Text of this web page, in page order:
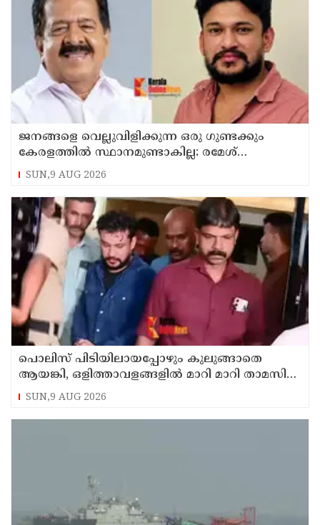
ജനങ്ങളെ വെല്ലുവിളിക്കുന്ന ഒരു ഗുണ്ടക്കും
കേരളത്തില്‍ സ്ഥാനമുണ്ടാകില്ല: രമേശ്
ചെന്നിത്തല
SUN,9 AUG 2026
പൊലിസ് പിടിയിലായപ്പോഴും കുലുങ്ങാതെ
ആയങ്കി, ഒളിത്താവളങ്ങളില്‍ മാറി മാറി താമസിച്ച്
കണ്ണൂരിലെ ക്വട്ടേഷന്‍ നേതാവ്
SUN,9 AUG 2026